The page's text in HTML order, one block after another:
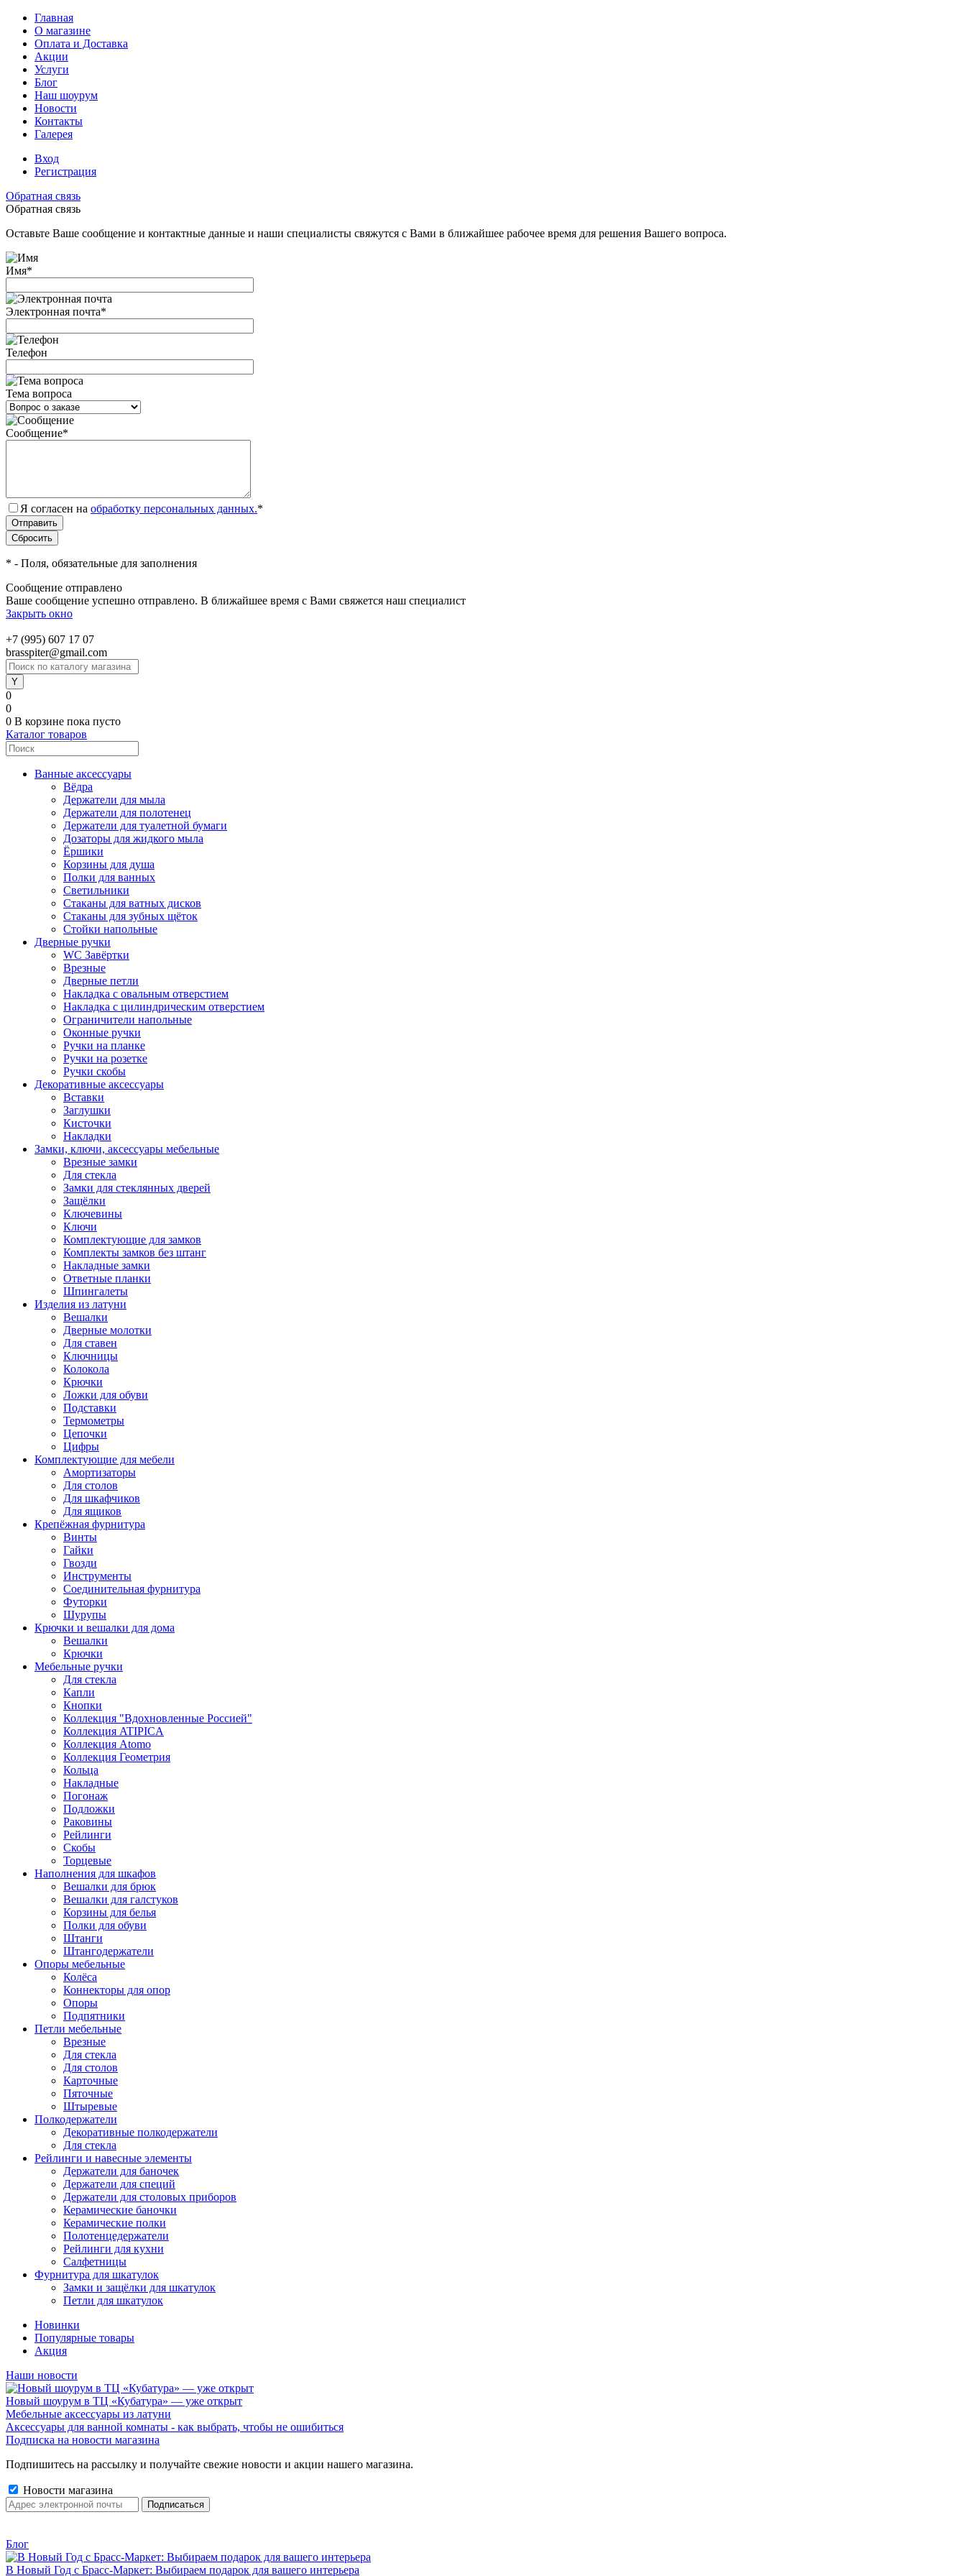
Главная
О магазине
Оплата и Доставка
Акции
Услуги
Блог
Наш шоурум
Новости
Контакты
Галерея
Вход
Регистрация
Обратная связь
Обратная связь
Оставьте Ваше сообщение и контактные данные и наши специалисты свяжутся с Вами в ближайшее рабочее время для решения Вашего вопроса.
Имя*
Электронная почта*
Телефон
Тема вопроса
Сообщение*
Я согласен на обработку персональных данных.*
* - Поля, обязательные для заполнения
Сообщение отправлено
Ваше сообщение успешно отправлено. В ближайшее время с Вами свяжется наш специалист
Закрыть окно
+7 (995) 607 17 07
brasspiter@gmail.com
0
0
0 В корзине пока пусто
Каталог товаров
Ванные аксессуары
Вёдра
Держатели для мыла
Держатели для полотенец
Держатели для туалетной бумаги
Дозаторы для жидкого мыла
Ёршики
Корзины для душа
Полки для ванных
Светильники
Стаканы для ватных дисков
Стаканы для зубных щёток
Стойки напольные
Дверные ручки
WC Завёртки
Врезные
Дверные петли
Накладка с овальным отверстием
Накладка с цилиндрическим отверстием
Ограничители напольные
Оконные ручки
Ручки на планке
Ручки на розетке
Ручки скобы
Декоративные аксессуары
Вставки
Заглушки
Кисточки
Накладки
Замки, ключи, аксессуары мебельные
Врезные замки
Для стекла
Замки для стеклянных дверей
Защёлки
Ключевины
Ключи
Комплектующие для замков
Комплекты замков без штанг
Накладные замки
Ответные планки
Шпингалеты
Изделия из латуни
Вешалки
Дверные молотки
Для ставен
Ключницы
Колокола
Крючки
Ложки для обуви
Подставки
Термометры
Цепочки
Цифры
Комплектующие для мебели
Амортизаторы
Для столов
Для шкафчиков
Для ящиков
Крепёжная фурнитура
Винты
Гайки
Гвозди
Инструменты
Соединительная фурнитура
Футорки
Шурупы
Крючки и вешалки для дома
Вешалки
Крючки
Мебельные ручки
Для стекла
Капли
Кнопки
Коллекция "Вдохновленные Россией"
Коллекция ATIPICA
Коллекция Atomo
Коллекция Геометрия
Кольца
Накладные
Погонаж
Подложки
Раковины
Рейлинги
Скобы
Торцевые
Наполнения для шкафов
Вешалки для брюк
Вешалки для галстуков
Корзины для белья
Полки для обуви
Штанги
Штангодержатели
Опоры мебельные
Колёса
Коннекторы для опор
Опоры
Подпятники
Петли мебельные
Врезные
Для стекла
Для столов
Карточные
Пяточные
Штыревые
Полкодержатели
Декоративные полкодержатели
Для стекла
Рейлинги и навесные элементы
Держатели для баночек
Держатели для специй
Держатели для столовых приборов
Керамические баночки
Керамические полки
Полотенцедержатели
Рейлинги для кухни
Салфетницы
Фурнитура для шкатулок
Замки и защёлки для шкатулок
Петли для шкатулок
Новинки
Популярные товары
Акция
Наши новости
Новый шоурум в ТЦ «Кубатура» — уже открыт
Мебельные аксессуары из латуни
Аксессуары для ванной комнаты - как выбрать, чтобы не ошибиться
Подписка на новости магазина
Подпишитесь на рассылку и получайте свежие новости и акции нашего магазина.
Новости магазина
Блог
В Новый Год с Брасс-Маркет: Выбираем подарок для вашего интерьера